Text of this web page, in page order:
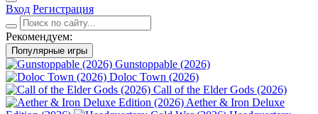
Вход Регистрация
Рекомендуем:
Популярные игры
Gunstoppable (2026)
Doloc Town (2026)
Call of the Elder Gods (2026)
Aether & Iron Deluxe